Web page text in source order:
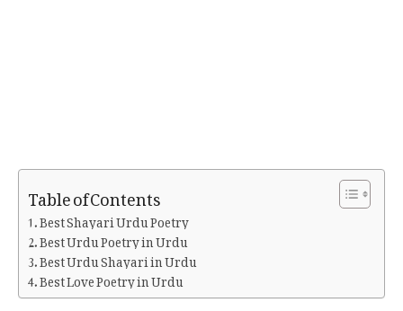
Table of Contents
Best Shayari Urdu Poetry
Best Urdu Poetry in Urdu
Best Urdu Shayari in Urdu
Best Love Poetry in Urdu